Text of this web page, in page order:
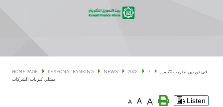
KFH Online Corporate Banking Services
Cards
Banking Tiers
HOME PAGE PERSONAL BANKING NEWS 2002 7
في دورتين لتدريب 70 من
ممثلي كبريات الشركات
A A A Listen